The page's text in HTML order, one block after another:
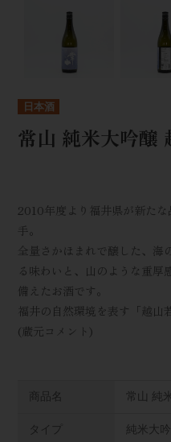
日本酒
常山 純米大吟
2010年度より福井県が新た
手。
全量さかほまれで醸した、
る味わいと、山のような重厚
備えたお酒です。
福井の自然環境を表す「越山
(蔵元コメント)
商品名 常山 純
タイプ 純米大吟